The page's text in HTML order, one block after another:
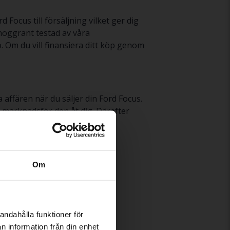
Om
funktioner för
information från din enhet
Focus till försäljning vilket ger dig
testad av våra
du vill finansiera ditt köp genom
när du säljer din Ford Focus.
den åt dig. Därefter